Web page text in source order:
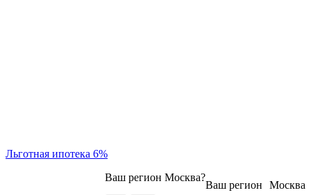
Льготная ипотека 6%
Москва
Ваш регион
Ваш регион Москва?